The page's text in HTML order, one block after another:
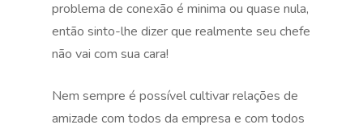
problema de conexão é minima ou quase nula,
então sinto-lhe dizer que realmente seu chefe
não vai com sua cara!
Nem sempre é possível cultivar relações de
amizade com todos da empresa e com todos